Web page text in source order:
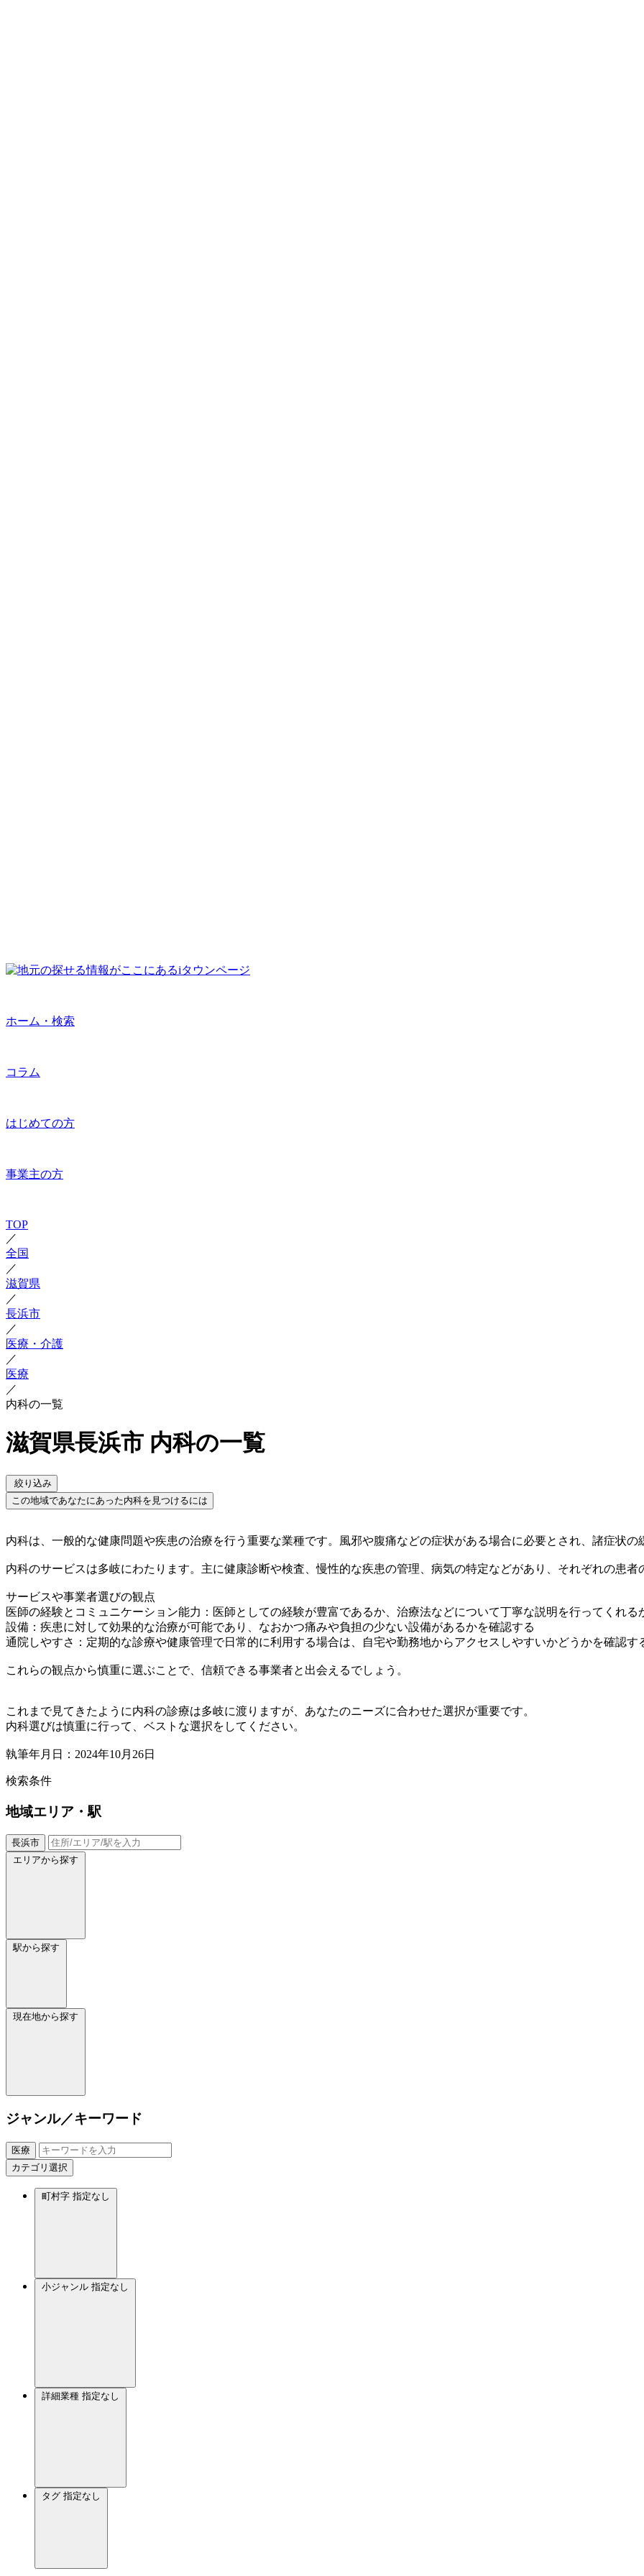
ホーム・検索
コラム
はじめての方
事業主の方
TOP
／
全国
／
滋賀県
／
長浜市
／
医療・介護
／
医療
／
内科の一覧
滋賀県長浜市 内科の一覧
絞り込み
この地域であなたにあった内科を見つけるには
内科は、一般的な健康問題や疾患の治療を行う重要な業種です。風邪や腹痛などの症状がある場合に必要とされ、諸症状の
内科のサービスは多岐にわたります。主に健康診断や検査、慢性的な疾患の管理、病気の特定などがあり、それぞれの患者
サービスや事業者選びの観点
医師の経験とコミュニケーション能力：医師としての経験が豊富であるか、治療法などについて丁寧な説明を行ってくれる
設備：疾患に対して効果的な治療が可能であり、なおかつ痛みや負担の少ない設備があるかを確認する
通院しやすさ：定期的な診療や健康管理で日常的に利用する場合は、自宅や勤務地からアクセスしやすいかどうかを確認す
これらの観点から慎重に選ぶことで、信頼できる事業者と出会えるでしょう。
これまで見てきたように内科の診療は多岐に渡りますが、あなたのニーズに合わせた選択が重要です。
内科選びは慎重に行って、ベストな選択をしてください。
執筆年月日：2024年10月26日
検索条件
地域エリア・駅
長浜市
エリアから探す
駅から探す
現在地から探す
ジャンル／キーワード
医療
カテゴリ選択
町村字 指定なし
小ジャンル 指定なし
詳細業種 指定なし
タグ 指定なし